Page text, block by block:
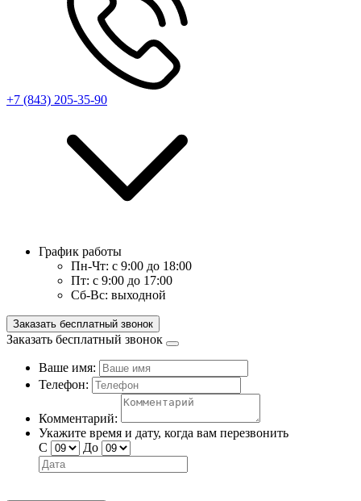
+7 (843) 205-35-90
График работы
Пн-Чт: с 9:00 до 18:00
Пт: с 9:00 до 17:00
Сб-Вс: выходной
Заказать бесплатный звонок
Заказать бесплатный звонок
Ваше имя:
Телефон:
Комментарий:
Укажите время и дату, когда вам перезвонить
С
До